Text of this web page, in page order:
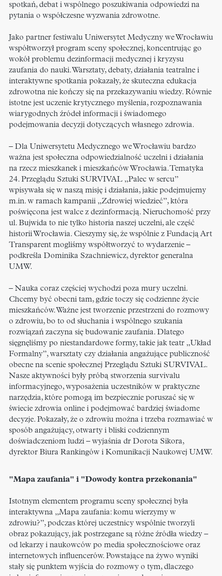
spotkań, debat i wspólnego poszukiwania odpowiedzi na
pytania o współczesne wyzwania zdrowotne.
Jako partner festiwalu Uniwersytet Medyczny we Wrocławiu
współtworzył program sceny społecznej, koncentrując go
wokół problemu dezinformacji medycznej i kryzysu
zaufania do nauki. Warsztaty, debaty, działania teatralne i
interaktywne spotkania pokazały, że skuteczna edukacja
zdrowotna nie kończy się na przekazywaniu wiedzy. Równie
istotne jest uczenie krytycznego myślenia, rozpoznawania
wiarygodnych źródeł informacji i świadomego
podejmowania decyzji dotyczących własnego zdrowia.
– Dla Uniwersytetu Medycznego we Wrocławiu bardzo
ważna jest społeczna odpowiedzialność uczelni i działania
na rzecz mieszkanek i mieszkańców Wrocławia. Tematyka
24. Przeglądu Sztuki SURVIVAL „Palec w sercu”
wpisywała się w naszą misję i działania, jakie podejmujemy
m.in. w ramach kampanii „Zdrowiej wiedzieć”, która
poświęcona jest walce z dezinformacją. Nieruchomość przy
ul. Bujwida to nie tylko historia naszej uczelni, ale część
historii Wrocławia. Cieszymy się, że wspólnie z Fundacją Art
Transparent mogliśmy współtworzyć to wydarzenie –
podkreśla Dominika Szachniewicz, dyrektor generalna
UMW.
– Nauka coraz częściej wychodzi poza mury uczelni.
Chcemy być obecni tam, gdzie toczy się codzienne życie
mieszkańców. Ważne jest tworzenie przestrzeni do rozmowy
o zdrowiu, bo to od słuchania i wspólnego szukania
rozwiązań zaczyna się budowanie zaufania. Dlatego
sięgnęliśmy po niestandardowe formy, takie jak teatr „Układ
Formalny”, warsztaty czy działania angażujące publiczność
obecne na scenie społecznej Przeglądu Sztuki SURVIVAL.
Nasze aktywności były próbą stworzenia survivalu
informacyjnego, wyposażenia uczestników w praktyczne
narzędzia, które pomogą im bezpiecznie poruszać się w
świecie zdrowia online i podejmować bardziej świadome
decyzje. Pokazały, że o zdrowiu można i trzeba rozmawiać w
sposób angażujący, otwarty i bliski codziennym
doświadczeniom ludzi – wyjaśnia dr Dorota Sikora,
dyrektor Biura Rankingów i Komunikacji Naukowej UMW.
"Mapa zaufania" i "Dowody kontra przekonania"
Istotnym elementem programu sceny społecznej była
interaktywna „Mapa zaufania: komu wierzymy w
zdrowiu?”, podczas której uczestnicy wspólnie tworzyli
obraz pokazujący, jak postrzegane są różne źródła wiedzy –
od lekarzy i naukowców po media społecznościowe oraz
internetowych influencerów. Powstające na żywo wyniki
stały się punktem wyjścia do rozmowy o tym, dlaczego